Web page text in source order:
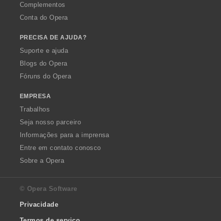
Complementos
Conta do Opera
PRECISA DE AJUDA?
Suporte e ajuda
Blogs do Opera
Fóruns do Opera
EMPRESA
Trabalhos
Seja nosso parceiro
Informações para a imprensa
Entre em contato conosco
Sobre a Opera
© Opera Software
Privacidade